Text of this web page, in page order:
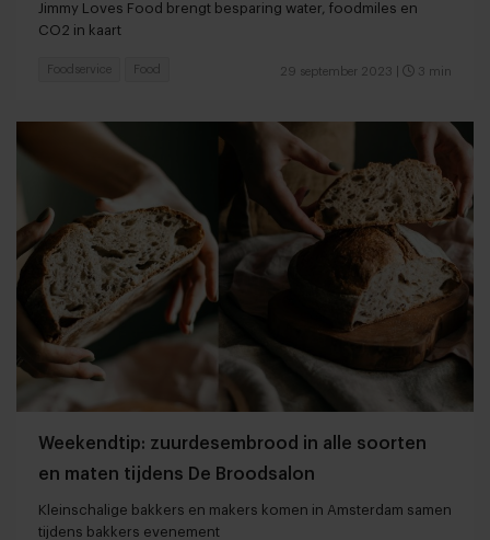
Jimmy Loves Food brengt besparing water, foodmiles en
CO2 in kaart
29 september 2023 3 min
Foodservice Food
Weekendtip: zuurdesembrood in alle soorten
en maten tijdens De Broodsalon
Kleinschalige bakkers en makers komen in Amsterdam samen
tijdens bakkers evenement